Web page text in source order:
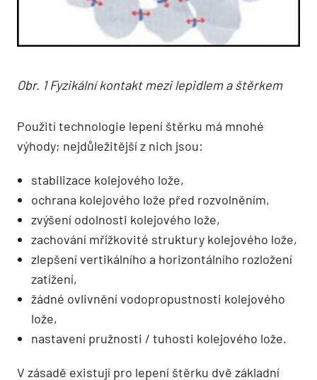
Obr. 1 Fyzikální kontakt mezi lepidlem a štěrkem
Použití technologie lepení štěrku má mnohé
výhody; nejdůležitější z nich jsou:
stabilizace kolejového lože,
ochrana kolejového lože před rozvolněním,
zvýšení odolnosti kolejového lože,
zachování mřížkovité struktury kolejového lože,
zlepšení vertikálního a horizontálního rozložení
zatížení,
žádné ovlivnění vodopropustnosti kolejového
lože,
nastavení pružnosti / tuhosti kolejového lože.
V zásadě existují pro lepení štěrku dvě základní